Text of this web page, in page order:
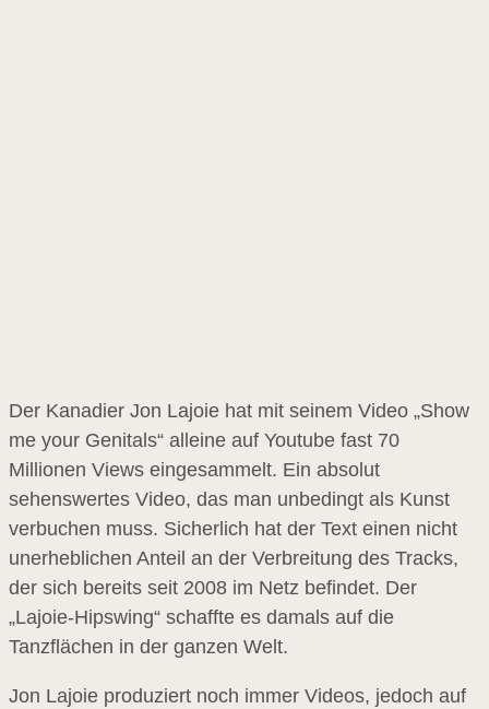
Der Kanadier Jon Lajoie hat mit seinem Video „Show
me your Genitals“ alleine auf Youtube fast 70
Millionen Views eingesammelt. Ein absolut
sehenswertes Video, das man unbedingt als Kunst
verbuchen muss. Sicherlich hat der Text einen nicht
unerheblichen Anteil an der Verbreitung des Tracks,
der sich bereits seit 2008 im Netz befindet. Der
„Lajoie-Hipswing“ schaffte es damals auf die
Tanzflächen in der ganzen Welt.
Jon Lajoie produziert noch immer Videos, jedoch auf